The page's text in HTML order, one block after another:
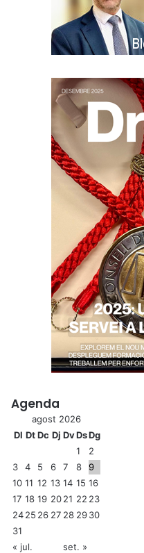
Agenda
agost 2026
Dl DtDc Dj DvDsDg
1
2
3
4 5 6 7 8
9
10 11 12 13 14 15 16
17 18 19 2021 22 23
2425 26 27 28 2930
31
« jul.
set. »